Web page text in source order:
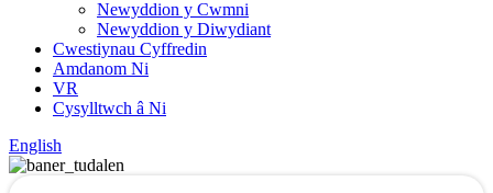
Newyddion y Cwmni
Newyddion y Diwydiant
Cwestiynau Cyffredin
Amdanom Ni
VR
Cysylltwch â Ni
English